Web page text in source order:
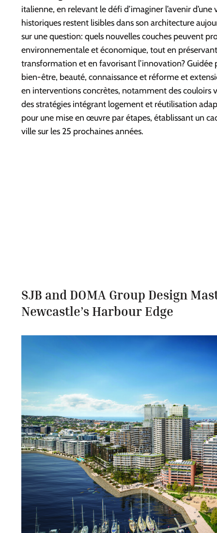
italienne, en relevant le défi d’imaginer l’avenir
historiques restent lisibles dans son architecture
sur une question: quels nouvelles couches peuvent
environnementale et économique, tout en
transformation et en favorisant l’innovation?
bien-être, beauté, connaissance et réforme et
en interventions concrètes, notamment des couloirs
des stratégies intégrant logement et réutilisation
pour une mise en œuvre par étapes, établissant un
ville sur les 25 prochaines années.
SJB and DOMA Group Design
Newcastle’s Harbour Edge